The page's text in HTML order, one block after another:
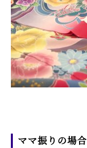
ママ振りの場合